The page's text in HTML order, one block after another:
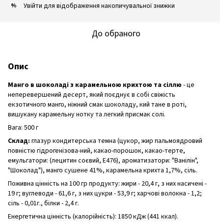
% Увійти для відображення накопичувальної знижки
До обраного
Опис
Манго в шоколаді з карамельною крихтою та сіллю - це
неперевершений десерт, який поєднує в собі свіжість
екзотичного манго, ніжний смак шоколаду, кий тане в роті,
вишукану карамельну нотку та легкий присмак солі.
Вага: 500 г
Склад: глазур кондитерська темна (цукор, жир пальмоядровий
повністю гідрогенізова-ний, какао-порошок, какао-терте,
емульгатори: (лецитин соєвий, Е476), ароматизатори: "Ванілін",
"Шоколад"), манго сушене 41%, карамельна крихта 1,7%, сіль.
Поживна цінність на 100 гр продукту: жири - 20,4 г, з них насичені -
19 г; вуглеводи - 61,6 г, з них цукри - 53,9 г; харчові волокна - 1,2;
сіль - 0,01г., білки - 2,4 г.
Енергетична цінність (калорійність): 1850 кДж (441 ккал).